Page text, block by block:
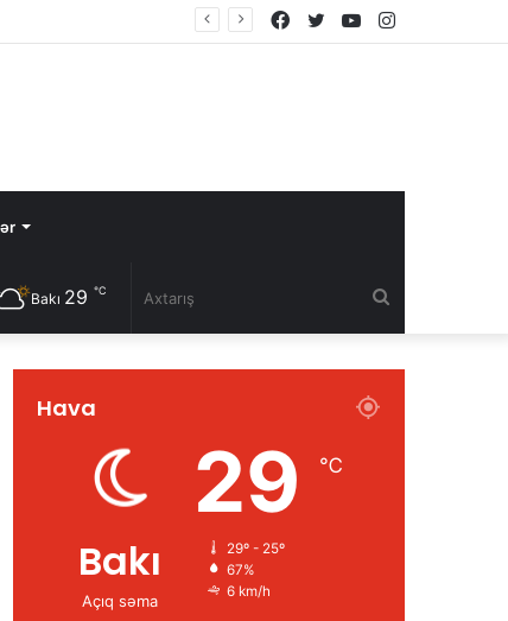
YouTube
Twitter
Facebook
Bakı 29 ℃
Hava
Bakı
Açıq səma
29 ℃
29º - 25º
67%
6 km/h